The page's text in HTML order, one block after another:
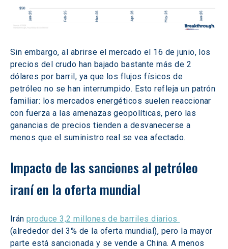
Sin embargo, al abrirse el mercado el 16 de junio, los
precios del crudo han bajado bastante más de 2
dólares por barril, ya que los flujos físicos de
petróleo no se han interrumpido. Esto refleja un patrón
familiar: los mercados energéticos suelen reaccionar
con fuerza a las amenazas geopolíticas, pero las
ganancias de precios tienden a desvanecerse a
menos que el suministro real se vea afectado.
Impacto de las sanciones al petróleo
iraní en la oferta mundial
Irán produce 3,2 millones de barriles diarios
(alrededor del 3% de la oferta mundial), pero la mayor
parte está sancionada y se vende a China. A menos